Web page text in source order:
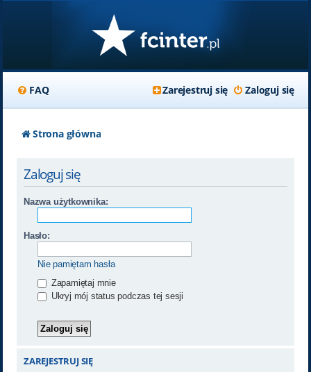
FAQ Zaloguj się
Zarejestruj się
Strona główna
Zaloguj się
Nazwa użytkownika:
Hasło:
Nie pamiętam hasła
Zapamiętaj mnie
Ukryj mój status podczas tej sesji
ZAREJESTRUJ SIĘ